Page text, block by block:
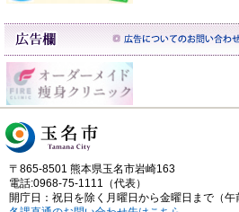
〒865-8501 熊本県玉名市岩崎163
電話:0968-75-1111（代表）
開庁日：祝日を除く月曜日から金曜日まで（午